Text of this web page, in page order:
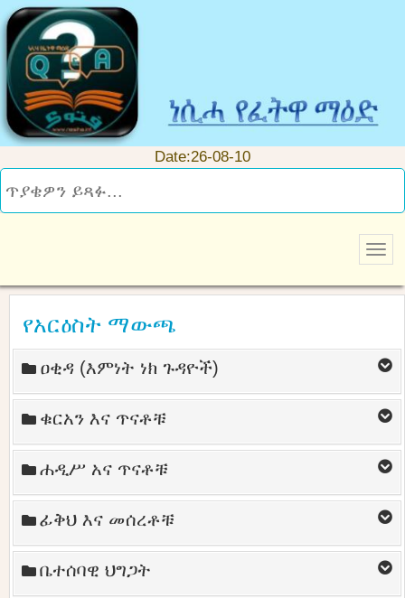
Date:26-08-10
የአርዕስት ማውጫ
ዐቂዳ (እምነት ነክ ጉዳዮች)
ቁርአን እና ጥናቶቹ
ሐዲሥ አና ጥናቶቹ
ፊቅህ እና መሰረቶቹ
ቤተሰባዊ ህግጋት